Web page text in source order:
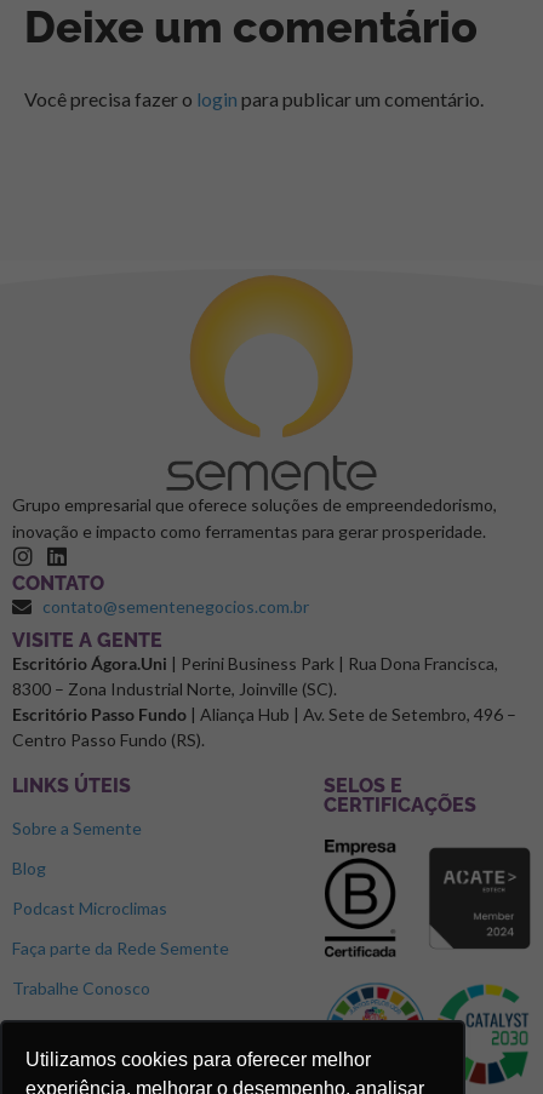
Utilizamos cookies para oferecer melhor
experiência, melhorar o desempenho, analisar
Deixe um comentário
Você precisa fazer o login para publicar um comentário.
Grupo empresarial que oferece soluções de empreendedorismo,
inovação e impacto como ferramentas para gerar prosperidade.
CONTATO
contato@sementenegocios.com.br
⁠VISITE A GENTE
Escritório Ágora.Uni | Perini Business Park | Rua Dona Francisca,
8300 – Zona Industrial Norte, Joinville (SC).
Escritório Passo Fundo | Aliança Hub | Av. Sete de Setembro, 496 –
Centro Passo Fundo (RS).
LINKS ÚTEIS
Sobre a Semente
Blog
Podcast Microclimas
Faça parte da Rede Semente
Trabalhe Conosco
SELOS E
CERTIFICAÇÕES